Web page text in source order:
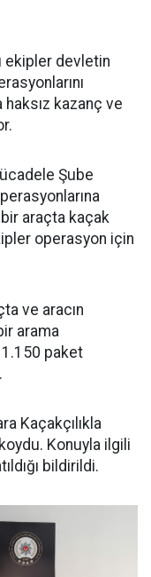
ekipler devletin
kazanç ve
Şube
araçta kaçak
operasyon için
ve aracın
arama
1.150 paket
Kaçakçılıkla
Konuyla ilgili
bildirildi.